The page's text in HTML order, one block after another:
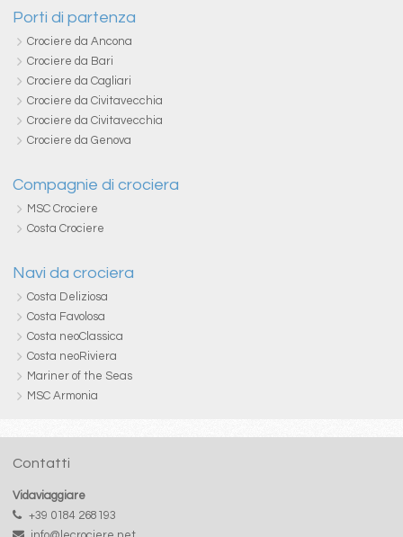
Porti di partenza
Crociere da Ancona
Crociere da Bari
Crociere da Cagliari
Crociere da Civitavecchia
Crociere da Civitavecchia
Crociere da Genova
Compagnie di crociera
MSC Crociere
Costa Crociere
Navi da crociera
Costa Deliziosa
Costa Favolosa
Costa neoClassica
Costa neoRiviera
Mariner of the Seas
MSC Armonia
Contatti
Vidaviaggiare
+39 0184 268193